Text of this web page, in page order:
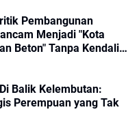
Pembangunan
Menjadi "Kota
Beton" Tanpa Kendali
Balik Kelembutan:
Perempuan yang Tak